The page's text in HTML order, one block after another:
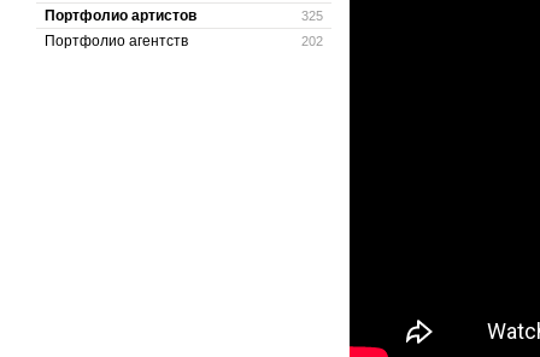
325
Портфолио артистов
202
Портфолио агентств